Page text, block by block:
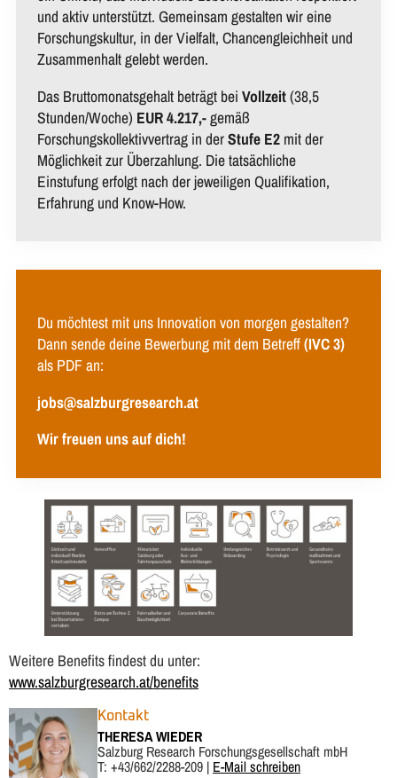
und aktiv unterstützt. Gemeinsam gestalten wir eine
Forschungskultur, in der Vielfalt, Chancengleichheit und
Zusammenhalt gelebt werden.
Das Bruttomonatsgehalt beträgt bei Vollzeit(38,5
Stunden/Woche) EUR 4.217,-gemäß
Forschungskollektivvertrag in derStufe E2 mit der
Möglichkeit zur Überzahlung. Die tatsächliche
Einstufung erfolgt nach der jeweiligen Qualifikation,
Erfahrung und Know-How.
Du möchtest mit uns Innovation von morgen gestalten?
Dann sende deine Bewerbung mit dem Betreff(IVC 3)
als PDF an:
jobs@salzburgresearch.at
Wir freuen uns auf dich!
Weitere Benefits findest du unter:
www.salzburgresearch.at/benefits
Kontakt
THERESA WIEDER
Salzburg Research Forschungsgesellschaft mbH
T: +43/662/2288-209 | E-Mail schreiben